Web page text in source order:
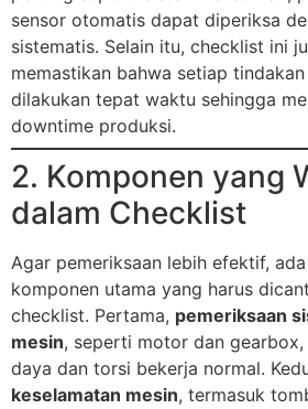
sensor otomatis dapat diperiksa
sistematis. Selain itu, checklist ini
memastikan bahwa setiap
dilakukan tepat waktu sehingga
downtime produksi.
2. Komponen yang
dalam Checklist
Agar pemeriksaan lebih efektif,
komponen utama yang harus
checklist. Pertama, pemeriksaan
mesin, seperti motor dan
daya dan torsi bekerja normal.
keselamatan mesin, termasuk